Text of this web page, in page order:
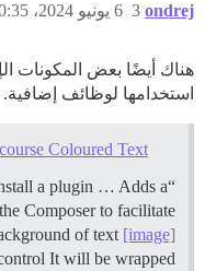
ondrej 6 يونيو 2024، 10:35ص 3
هناك أيضًا بعض المكونات
استخدامها لوظائف
Coloured Text
a plugin … Adds a
Composer to facilitate
of text [image]
It will be wrapped